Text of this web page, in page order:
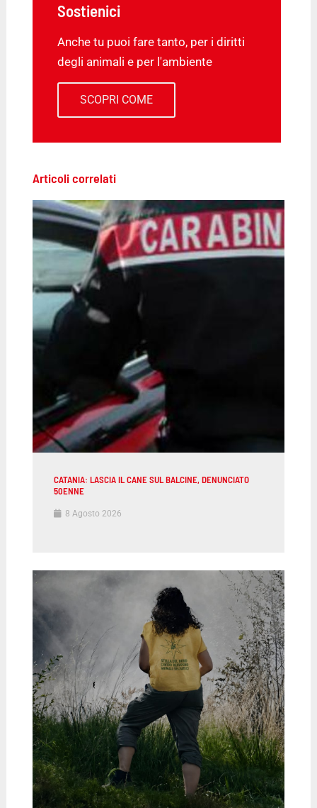
Sostienici
Anche tu puoi fare tanto, per i diritti
degli animali e per l'ambiente
SCOPRI COME
Articoli correlati
CATANIA: LASCIA IL CANE SUL BALCINE, DENUNCIATO
50ENNE
8 Agosto 2026